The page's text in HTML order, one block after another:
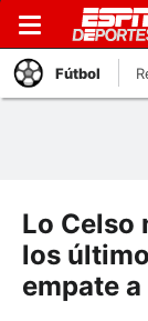
Fútbol
Lo Celso
los
empate